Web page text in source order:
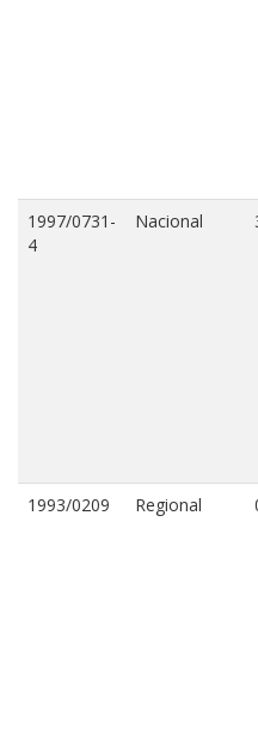
1997/0731-
4
Nacional
1993/0209 Regional